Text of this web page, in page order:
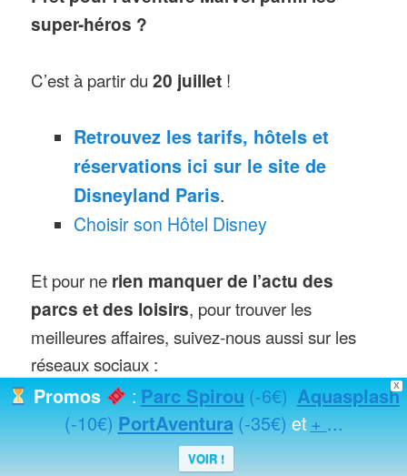
super-héros ?
C’est à partir du20 juillet !
Retrouvez les tarifs, hôtels et
réservations ici sur le site de
Disneyland Paris.
Choisir son Hôtel Disney
Et pour ne rien manquer de l’actu des
parcs et des loisirs, pour trouver les
meilleures affaires, suivez-nous aussi sur les
réseaux sociaux :
Vianotre page Facebookiciou en
rejoignant notregroupe de fans de
X
Promos :Parc Spirou(-6€) Aquasplash
(-10€)PortAventura(-35€)et+...
VOIR !